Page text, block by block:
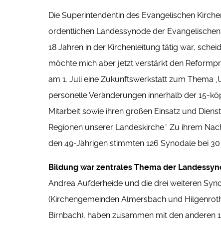
Die Superintendentin des Evangelischen
ordentlichen Landessynode der
18 Jahren in der Kirchenleitung tätig war,
möchte mich aber jetzt verstärkt den
am 1. Juli eine Zukunftswerkstatt zum Thema
personelle Veränderungen innerhalb der 15-
Mitarbeit sowie ihren großen Einsatz und
Regionen unserer Landeskirche.“ Zu ihrem
den 49-Jährigen stimmten 126 Synodale bei
Bildung war zentrales Thema der
Andrea Aufderheide und die drei weiteren
(Kirchengemeinden Almersbach und
Birnbach), haben zusammen mit den anderen